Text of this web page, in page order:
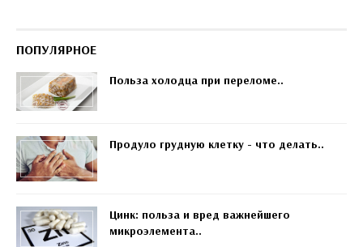
ПОПУЛЯРНОЕ
Польза холодца при переломе..
Продуло грудную клетку - что делать..
Цинк: польза и вред важнейшего
микроэлемента..